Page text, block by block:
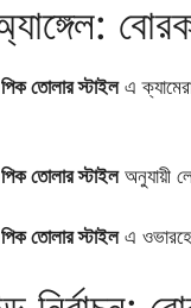
তোলার স্টাইলএ
তোলার স্টাইলঅনুযায়ী
তোলার স্টাইলএ